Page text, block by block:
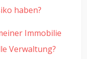
haben?
Immobilie
Verwaltung?